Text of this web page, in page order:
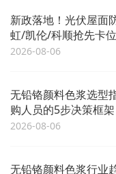
新政落地！光伏屋面
虹/凯伦/科顺抢先卡位
2026-08-06
无铅铬颜料色浆选型
购人员的5步决策框架
2026-08-06
无铅铬颜料色浆行业